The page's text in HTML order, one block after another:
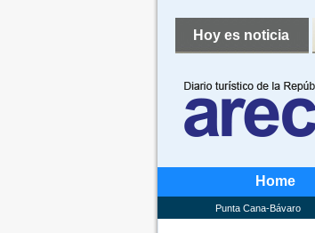
Hoy es noticia
Home
Punta Cana-Bávaro